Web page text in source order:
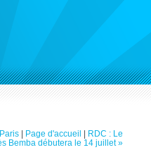
| Page d'accueil | RDC : Le
Bemba débutera le 14 juillet »